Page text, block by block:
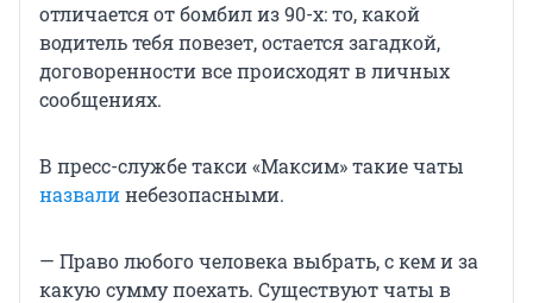
отличается от бомбил из 90-х: то, какой
водитель тебя повезет, остается загадкой,
договоренности все происходят в личных
сообщениях.
В пресс-службе такси «Максим» такие чаты
назвалинебезопасными.
— Право любого человека выбрать, с кем и за
какую сумму поехать. Существуют чаты в